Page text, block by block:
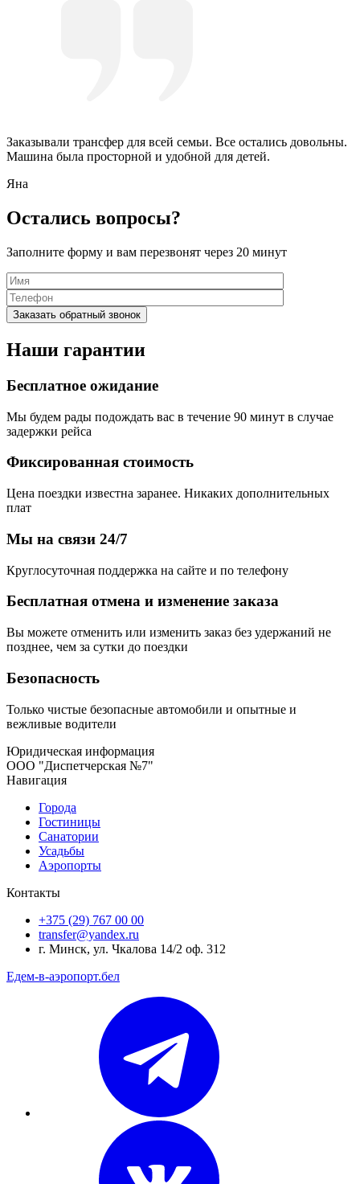
Заказывали трансфер для всей семьи. Все остались довольны.
Машина была просторной и удобной для детей.
Яна
Остались вопросы?
Заполните форму и вам перезвонят через 20 минут
Наши гарантии
Бесплатное ожидание
Мы будем рады подождать вас в течение 90 минут в случае
задержки рейса
Фиксированная стоимость
Цена поездки известна заранее. Никаких дополнительных
плат
Мы на связи 24/7
Круглосуточная поддержка на сайте и по телефону
Бесплатная отмена и изменение заказа
Вы можете отменить или изменить заказ без удержаний не
позднее, чем за сутки до поездки
Безопасность
Только чистые безопасные автомобили и опытные и
вежливые водители
Юридическая информация
ООО "Диспетчерская №7"
Навигация
Города
Гостиницы
Санатории
Усадьбы
Аэропорты
Контакты
+375 (29) 767 00 00
transfer@yandex.ru
г. Минск, ул. Чкалова 14/2 оф. 312
Едем-в-аэропорт.бел